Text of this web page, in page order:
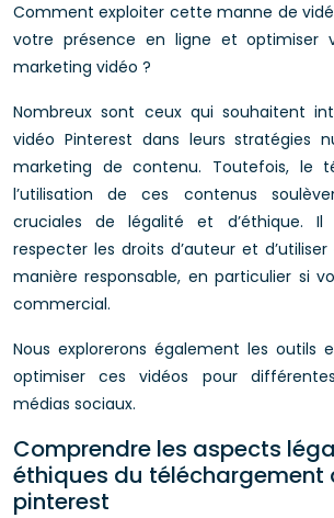
Comment exploiter cette manne de
votre présence en ligne et optimiser
marketing vidéo ?
Nombreux sont ceux qui souhaitent
vidéo Pinterest dans leurs stratégies
marketing de contenu. Toutefois, le
l’utilisation de ces contenus
cruciales de légalité et d’éthique.
respecter les droits d’auteur et
manière responsable, en particulier si
commercial.
Nous explorerons également les outils
optimiser ces vidéos pour
médias sociaux.
Comprendre les aspects
éthiques du téléchargement
pinterest